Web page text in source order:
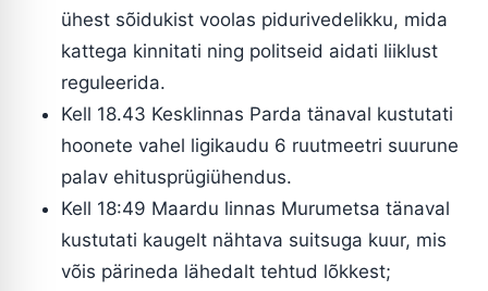
ühest sõidukist voolas pidurivedelikku, mida
kattega kinnitati ning politseid aidati liiklust
reguleerida.
Kell 18.43 Kesklinnas Parda tänaval kustutati
hoonete vahel ligikaudu 6 ruutmeetri suurune
palav ehitusprügiühendus.
Kell 18:49 Maardu linnas Murumetsa tänaval
kustutati kaugelt nähtava suitsuga kuur, mis
võis pärineda lähedalt tehtud lõkkest;